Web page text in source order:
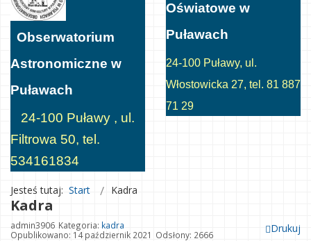
Obserwatorium
Astronomiczne w
Puławach
24-100 Puławy , ul.
Filtrowa 50, tel.
534161834
Oświatowe w
Puławach
24-100 Puławy, ul.
Włostowicka 27, tel. 81 887
71 29
Jesteś tutaj: Start Kadra
Kadra
Drukuj
admin3906 Kategoria: kadra
Opublikowano: 14 październik 2021 Odsłony: 2666